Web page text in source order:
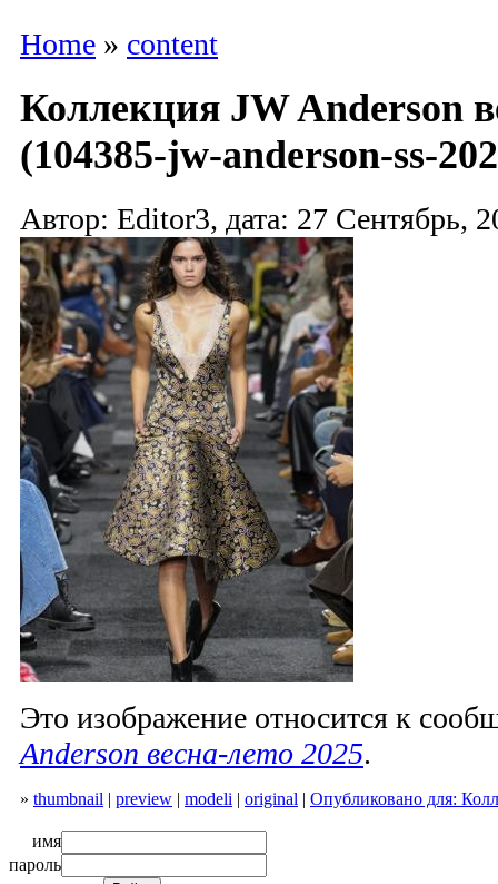
Home » content
Коллекция JW Anderson
(104385-jw-anderson-ss-
Автор: Editor3, дата: 27 Сентябрь,
Это изображение относится к
Anderson весна-лето 2025.
» thumbnail | preview | modeli | original | Опубликовано для:
имя
пароль